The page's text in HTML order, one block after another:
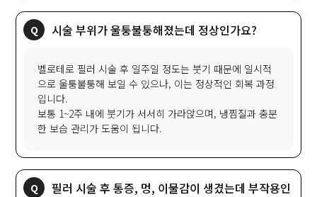
시술 부위가 울퉁불퉁해졌는데 정상인가요?
벨로테로 필러 시술 후 일주일 정도는 붓기 때문에 일시적
으로 울퉁불퉁해 보일 수 있으나, 이는 정상적인 회복 과정
입니다.
보통 1~2주 내에 붓기가 서서히 가라앉으며, 냉찜질과 충분
한 보습 관리가 도움이 됩니다.
필러 시술 후 통증, 멍, 이물감이 생겼는데 부작용인